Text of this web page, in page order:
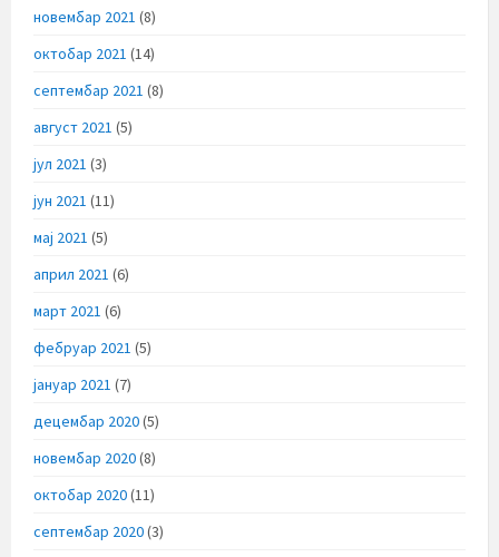
новембар 2021 (8)
октобар 2021 (14)
септембар 2021 (8)
август 2021 (5)
јул 2021 (3)
јун 2021 (11)
мај 2021 (5)
април 2021 (6)
март 2021 (6)
фебруар 2021 (5)
јануар 2021 (7)
децембар 2020(5)
новембар 2020(8)
октобар 2020(11)
септембар 2020(3)